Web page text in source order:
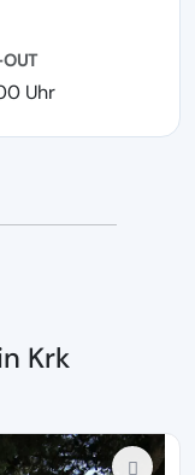
Uhr
Krk